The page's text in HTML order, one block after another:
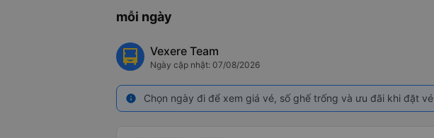
mỗi ngày
Vexere Team
Ngày cập nhật: 07/08/2026
info Chọn ngày đi để xem giá vé, số ghế trống và ưu đãi khi đặt vé